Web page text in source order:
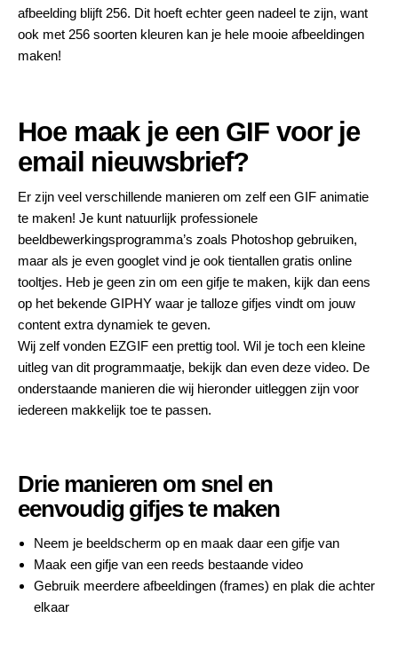
afbeelding blijft 256. Dit hoeft echter geen nadeel te zijn, want
ook met 256 soorten kleuren kan je hele mooie afbeeldingen
maken!
Hoe maak je een GIF voor je
email nieuwsbrief?
Er zijn veel verschillende manieren om zelf een GIF animatie
te maken! Je kunt natuurlijk professionele
beeldbewerkingsprogramma’s zoals Photoshop gebruiken,
maar als je even googlet vind je ook tientallen gratis online
tooltjes. Heb je geen zin om een gifje te maken, kijk dan eens
op het bekende GIPHY waar je talloze gifjes vindt om jouw
content extra dynamiek te geven.
Wij zelf vonden EZGIF een prettig tool. Wil je toch een kleine
uitleg van dit programmaatje, bekijk dan even deze video. De
onderstaande manieren die wij hieronder uitleggen zijn voor
iedereen makkelijk toe te passen.
Drie manieren om snel en
eenvoudig gifjes te maken
Neem je beeldscherm op en maak daar een gifje van
Maak een gifje van een reeds bestaande video
Gebruik meerdere afbeeldingen (frames) en plak die achter
elkaar